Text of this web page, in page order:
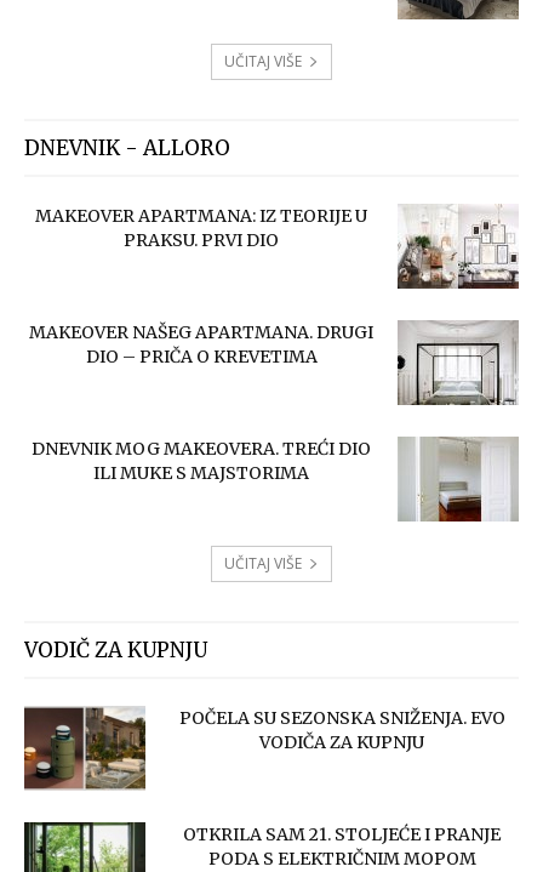
UČITAJ VIŠE
DNEVNIK - ALLORO
MAKEOVER APARTMANA: IZ TEORIJE U
PRAKSU. PRVI DIO
MAKEOVER NAŠEG APARTMANA. DRUGI
DIO – PRIČA O KREVETIMA
DNEVNIK MOG MAKEOVERA. TREĆI DIO
ILI MUKE S MAJSTORIMA
UČITAJ VIŠE
VODIČ ZA KUPNJU
POČELA SU SEZONSKA SNIŽENJA. EVO
VODIČA ZA KUPNJU
OTKRILA SAM 21. STOLJEĆE I PRANJE
PODA S ELEKTRIČNIM MOPOM